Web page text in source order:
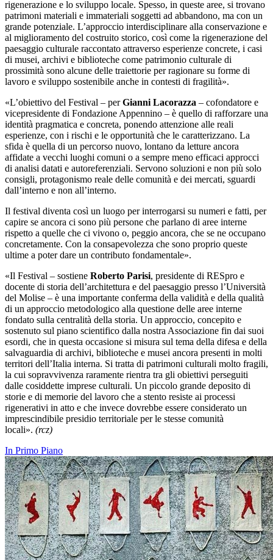
rigenerazione e lo sviluppo locale. Spesso, in queste aree, si trovano
patrimoni materiali e immateriali soggetti ad abbandono, ma con un
grande potenziale. L’approccio interdisciplinare alla conservazione e
al miglioramento del costruito storico, così come la rigenerazione del
paesaggio culturale raccontato attraverso esperienze concrete, i casi
di musei, archivi e biblioteche come patrimonio culturale di
prossimità sono alcune delle traiettorie per ragionare su forme di
lavoro e sviluppo sostenibile anche in contesti di fragilità».
«L’obiettivo del Festival – perGianni Lacorazza – cofondatore e
vicepresidente di Fondazione Appennino – è quello di rafforzare una
identità pragmatica e concreta, ponendo attenzione alle reali
esperienze, con i rischi e le opportunità che le caratterizzano. La
sfida è quella di un percorso nuovo, lontano da letture ancora
affidate a vecchi luoghi comuni o a sempre meno efficaci approcci
di analisi datati e autoreferenziali. Servono soluzioni e non più solo
consigli, protagonismo reale delle comunità e dei mercati, sguardi
dall’interno e non all’interno.
Il festival diventa così un luogo per interrogarsi su numeri e fatti, per
capire se ancora ci sono più persone che parlano di aree interne
rispetto a quelle che ci vivono o, peggio ancora, che se ne occupano
concretamente. Con la consapevolezza che sono proprio queste
ultime a poter dare un contributo fondamentale».
«Il Festival – sostiene Roberto Parisi, presidente di RESpro e
docente di storia dell’architettura e del paesaggio presso l’Università
del Molise – è una importante conferma della validità e della qualità
di un approccio metodologico alla questione delle aree interne
fondato sulla centralità della storia. Un approccio, concepito e
sostenuto sul piano scientifico dalla nostra Associazione fin dai suoi
esordi, che in questa occasione si misura sul tema della difesa e della
salvaguardia di archivi, biblioteche e musei ancora presenti in molti
territori dell’Italia interna. Si tratta di patrimoni culturali molto fragili,
la cui sopravvivenza raramente rientra tra gli obiettivi perseguiti
dalle cosiddette imprese culturali. Un piccolo grande deposito di
storie e di memorie del lavoro che a stento resiste ai processi
rigenerativi in atto e che invece dovrebbe essere considerato un
imprescindibile presidio territoriale per le stesse comunità
locali». (rcz)
In Primo Piano